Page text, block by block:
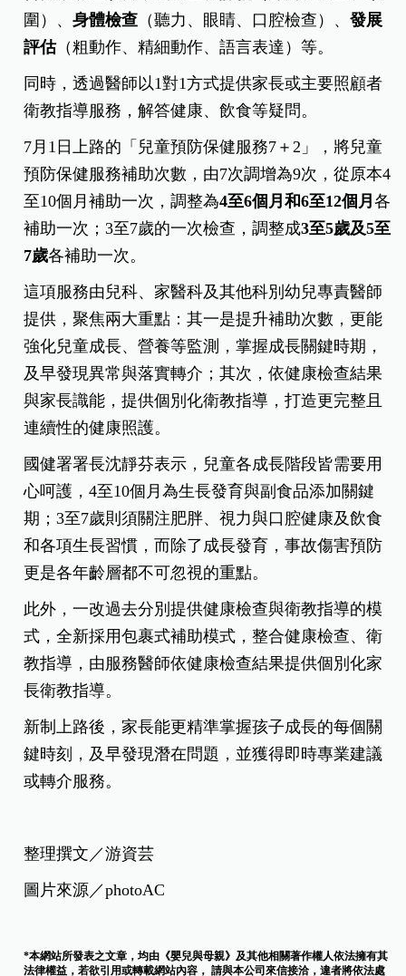
圍）、身體檢查 （聽力、眼睛、口腔檢查）、發展
評估（粗動作、精細動作、語言表達）等。
同時，透過醫師以1對1方式提供家長或主要照顧者
衛教指導服務，解答健康、飲食等疑問。
7月1日上路的「兒童預防保健服務7＋2」，將兒童
預防保健服務補助次數，由7次調增為9次，從原本4
至10個月補助一次，調整為4至6個月和6至12個月各
補助一次；3至7歲的一次檢查，調整成3至5歲及5至
7歲各補助一次。
這項服務由兒科、家醫科及其他科別幼兒專責醫師
提供，聚焦兩大重點：其一是提升補助次數，更能
強化兒童成長、營養等監測，掌握成長關鍵時期，
及早發現異常與落實轉介；其次，依健康檢查結果
與家長識能，提供個別化衛教指導，打造更完整且
連續性的健康照護。
國健署署長沈靜芬表示，兒童各成長階段皆需要用
心呵護，4至10個月為生長發育與副食品添加關鍵
期；3至7歲則須關注肥胖、視力與口腔健康及飲食
和各項生長習慣，而除了成長發育，事故傷害預防
更是各年齡層都不可忽視的重點。
此外，一改過去分別提供健康檢查與衛教指導的模
式，全新採用包裹式補助模式，整合健康檢查、衛
教指導，由服務醫師依健康檢查結果提供個別化家
長衛教指導。
新制上路後，家長能更精準掌握孩子成長的每個關
鍵時刻，及早發現潛在問題，並獲得即時專業建議
或轉介服務。
整理撰文／游資芸
圖片來源／photoAC
*本網站所發表之文章，均由《嬰兒與母親》及其他相關著作權人依法擁有其
法律權益，若欲引用或轉載網站內容， 請與本公司來信接洽，違者將依法處